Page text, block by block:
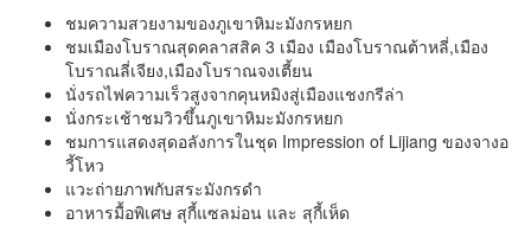
ชมความสวยงามของภูเขาหิมะมังกรหยก
ชมเมืองโบราณสุดคลาสสิค 3 เมือง เมืองโบราณต้าหลี่,เมือง
โบราณลี่เจียง,เมืองโบราณจงเตี้ยน
นั่งรถไฟความเร็วสูงจากคุนหมิงสู่เมืองแชงกรีล่า
นั่งกระเช้าชมวิวขึ้นภูเขาหิมะมังกรหยก
ชมการแสดงสุดอลังการในชุด Impression of Lijiang ของจางอ
วี้โหว
แวะถ่ายภาพกับสระมังกรดำ
อาหารมื้อพิเศษ สุกี้แซลม่อน และ สุกี้เห็ด